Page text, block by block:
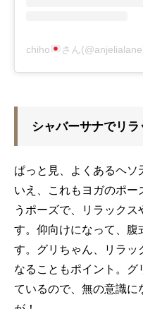
chiho さん
シャバーサナでリラ
ぱっと見、よくあるヘ
いえ、これもヨガのポ
うポーズで、リラック
す。仰向けになって、腹
す。グリちゃん、リラ
なることもポイント。
ているので、無の意識に